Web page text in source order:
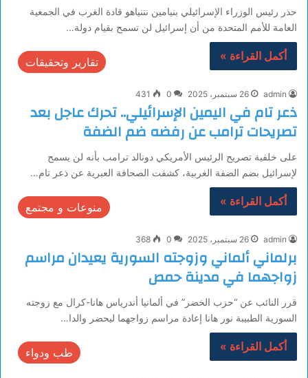
حذر رئيس الوزراء الإسرائيلي بنيامين نتنياهو قادة الغرب في الجمعية
العامة للأمم المتحدة من أن إسرائيل لن تسمح بقيام دولة…
أكمل القراءة » تقارير وتحقيقات
admin 26 سبتمبر، 2025 0
431
ذعر تام في اليمين الإسرائيلي.. تحرك عاجل بعد
تصريحات ترامب عن رفضه ضم الضفة
على خلفية تصريح الرئيس الأمريكي دونالد ترامب بأنه لن يسمح
لإسرائيل بضم الضفة الغربية، كشفت الصحافة العبرية عن ذعر تام…
أكمل القراءة » منوعات و مجتمع
admin 26 سبتمبر، 2025 0
368
برلماني ألماني وزوجته السورية يعيدان مراسم
زواجهما في مدينة حمص
قرر النائب عن “حزب الخضر” في ألمانيا أندرياس هانا-كرال مع زوجته
السورية الطبيبة نور هانا إعادة مراسم زواجهما ليحضر والدا…
أكمل القراءة » طب ودواء